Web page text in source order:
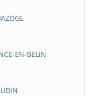
EN-BELiN